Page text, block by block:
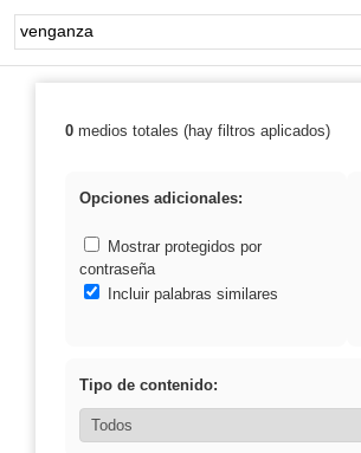
Palabra o frase:
Resultados de: venganza
0medios totales (hay filtros aplicados)
Opciones adicionales:
Mostrar protegidos por
contraseña
Incluir palabras similares
Tipo de contenido: